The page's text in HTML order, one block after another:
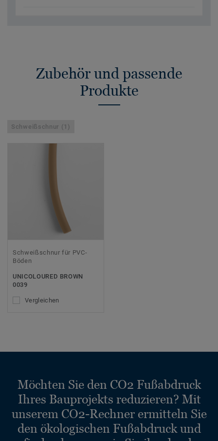
Zubehör und passende
Produkte
Schweißschnur (1)
Schweißschnur für PVC-
Böden
UNICOLOURED BROWN
0039
Vergleichen
Möchten Sie den CO2 Fußabdruck
Ihres Bauprojekts reduzieren? Mit
unserem CO2-Rechner ermitteln Sie
den ökologischen Fußabdruck und